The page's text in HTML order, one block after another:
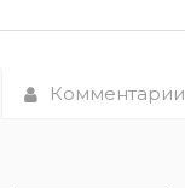
Комментарии